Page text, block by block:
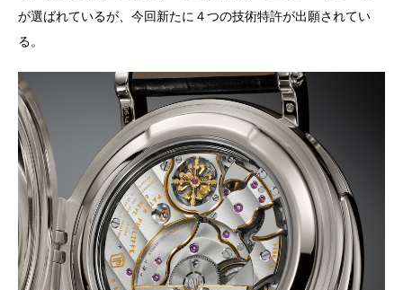
が選ばれているが、今回新たに４つの技術特許が出願されてい
る。